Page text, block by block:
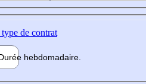
de contrat
hebdomadaire